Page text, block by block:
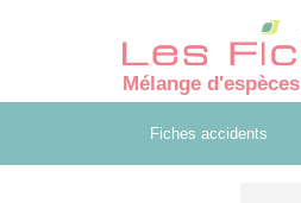
Mélange d'espèces
Fiches accidents